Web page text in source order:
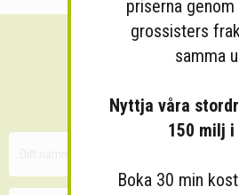
Sänk dina
30 minuters kostnadsfri
priserna
grossisters
samma
Nyttja våra
150 milj
Boka 30 min